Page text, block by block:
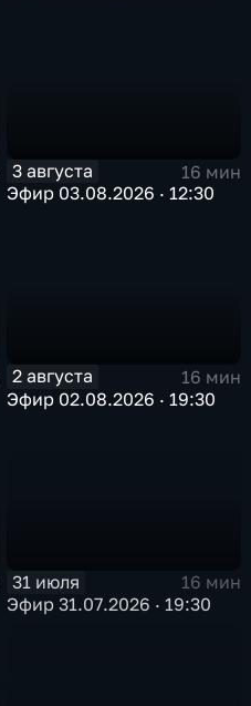
3 августа
16 мин
Эфир 03.08.2026 · 12:30
2 августа
16 мин
Эфир 02.08.2026 · 19:30
31 июля
16 мин
Эфир 31.07.2026 · 19:30